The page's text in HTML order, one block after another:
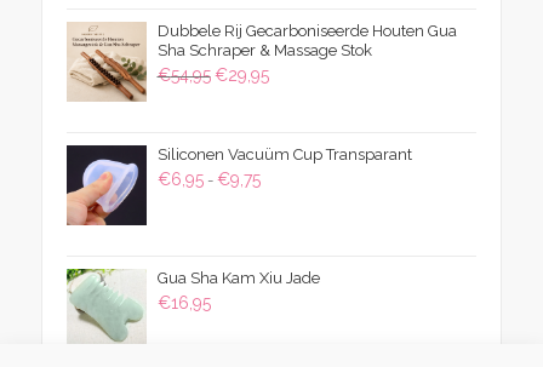
Dubbele Rij Gecarboniseerde Houten Gua
Sha Schraper & Massage Stok
€54,95 Oorspronkelijke
€54,95.
€29,95Huidige
€29,95.
Siliconen Vacuüm Cup Transparant
€6,95 - €9,75Prijsklasse:
Gua Sha Kam Xiu Jade
€16,95